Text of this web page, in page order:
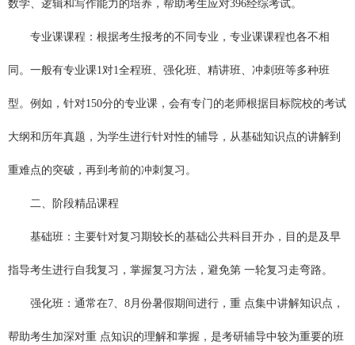
数学、逻辑和写作能力的培养，帮助考生应对396经综考试。
专业课课程：根据考生报考的不同专业，专业课课程也各不相
同。一般有专业课1对1全程班、强化班、精讲班、冲刺班等多种班
型。例如，针对150分的专业课，会有专门的老师根据目标院校的考试
大纲和历年真题，为学生进行针对性的辅导，从基础知识点的讲解到
重难点的突破，再到考前的冲刺复习。
二、阶段精品课程
基础班：主要针对复习期较长的基础公共科目开办，目的是及早
指导考生进行自我复习，掌握复习方法，避免第 一轮复习走弯路。
强化班：通常在7、8月份暑假期间进行，重 点集中讲解知识点，
帮助考生加深对重 点知识的理解和掌握，是考研辅导中较为重要的班